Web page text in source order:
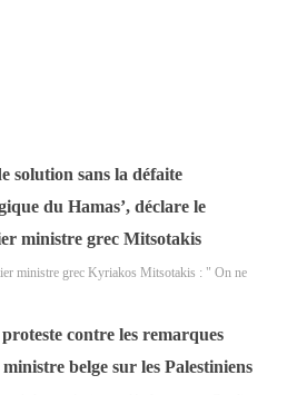
solution sans la défaite
du Hamas’, déclare le
ministre grec Mitsotakis
ministre grec Kyriakos Mitsotakis : " On ne
contre les remarques
ministre belge sur les Palestiniens